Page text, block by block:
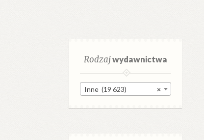
Rodzajwydawnictwa
×
Inne (19 623)